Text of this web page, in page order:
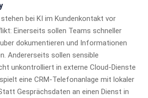
bei KI im Kundenkontakt vor
Einerseits sollen Teams schneller
dokumentieren und Informationen
Andererseits sollen sensible
unkontrolliert in externe Cloud-Dienste
eine CRM-Telefonanlage mit lokaler
Gesprächsdaten an einen Dienst in